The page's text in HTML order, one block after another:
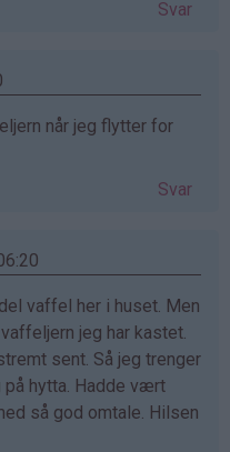
Svar
når jeg flytter for
Svar
vaffel her i huset. Men
jeg har kastet.
sent. Så jeg trenger
på hytta. Hadde vært
så god omtale. Hilsen